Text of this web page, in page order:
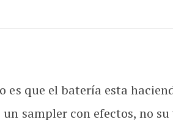
es que el batería esta
sampler con efectos, no